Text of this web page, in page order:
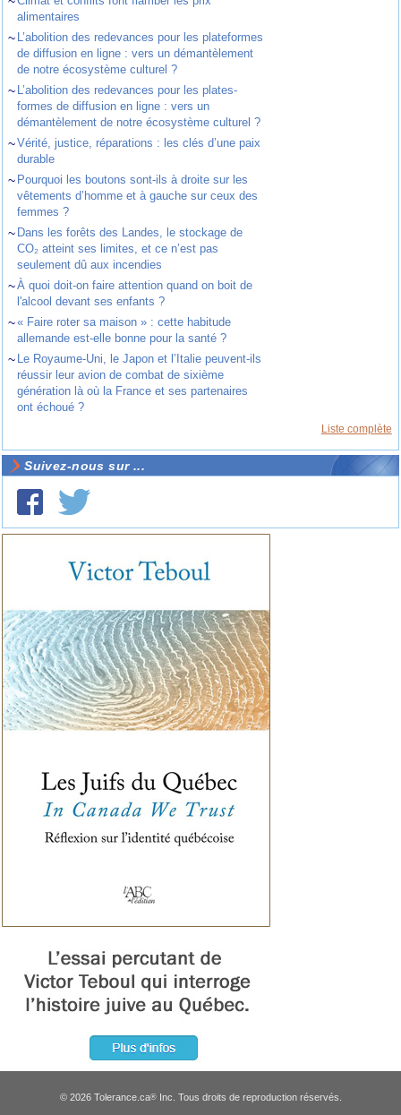
alimentaires
~ L’abolition des redevances pour les plateformes
de diffusion en ligne : vers un démantèlement
de notre écosystème culturel ?
~ L’abolition des redevances pour les plates-
formes de diffusion en ligne : vers un
démantèlement de notre écosystème culturel ?
~Vérité, justice, réparations : les clés d’une paix
durable
~ Pourquoi les boutons sont-ils à droite sur les
vêtements d’homme et à gauche sur ceux des
femmes ?
~ Dans les forêts des Landes, le stockage de
CO₂ atteint ses limites, et ce n’est pas
seulement dû aux incendies
~À quoi doit-on faire attention quand on boit de
l'alcool devant ses enfants ?
~« Faire roter sa maison » : cette habitude
allemande est-elle bonne pour la santé ?
~ Le Royaume-Uni, le Japon et l’Italie peuvent-ils
réussir leur avion de combat de sixième
génération là où la France et ses partenaires
ont échoué ?
Liste complète
Suivez-nous sur ...
© 2026 Tolerance.ca®Inc. Tous droits de reproduction réservés.